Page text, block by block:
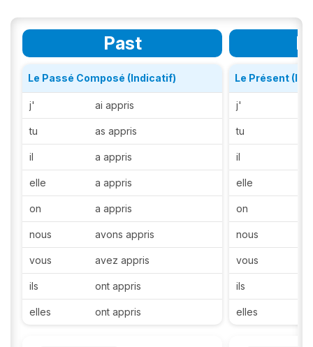
Past
Le Passé Composé (Indicatif)
j' ai appris
tu as appris
il a appris
elle a appris
on a appris
nous avons appris
vous avez appris
ils ont appris
elles ont appris
Le Présent
j'
tu
il
elle
on
nous
vous
ils
elles